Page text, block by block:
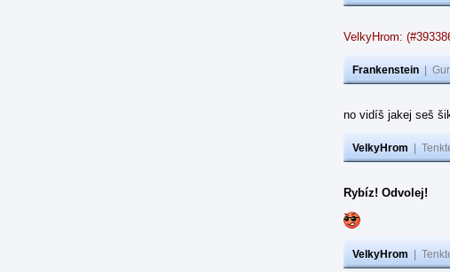
VelkyHrom:
Frankenstein
no vidíš jakej seš
VelkyHrom
Rybíz! Odvolej!
VelkyHrom